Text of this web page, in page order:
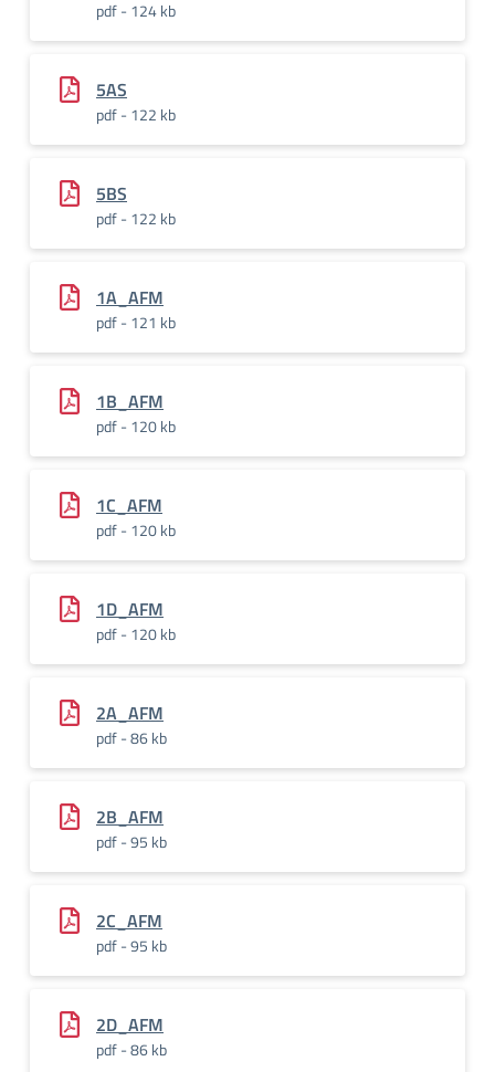
pdf - 124 kb
5AS
pdf - 122 kb
5BS
pdf - 122 kb
1A_AFM
pdf - 121 kb
1B_AFM
pdf - 120 kb
1C_AFM
pdf - 120 kb
1D_AFM
pdf - 120 kb
2A_AFM
pdf - 86 kb
2B_AFM
pdf - 95 kb
2C_AFM
pdf - 95 kb
2D_AFM
pdf - 86 kb